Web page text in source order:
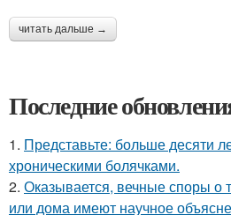
читать дальше →
Последние
1. Представьте: больше десяти
хроническими болячками.
2. Оказывается, вечные споры о
или дома имеют научное